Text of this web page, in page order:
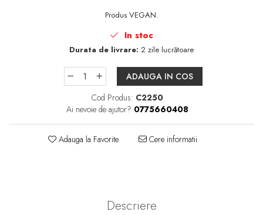
Produs VEGAN.
In stoc
Durata de livrare: 2 zile lucrătoare
ADAUGA IN COS
Cod Produs: C2250
Ai nevoie de ajutor? 0775660408
Adauga la Favorite Cere informatii
Descriere